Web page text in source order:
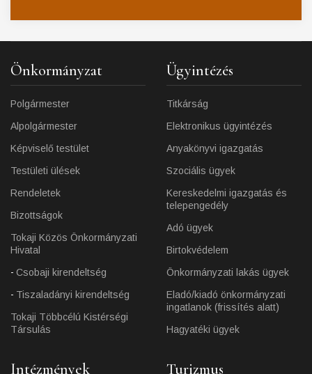
Önkormányzat
Polgármester
Alpolgármester
Képviselő testület
Testületi ülések
Rendeletek
Bizottságok
Tokaji Közös Önkormányzati
Hivatal
Csobaji kirendeltség
Tiszaladányi kirendeltség
Tokaji Többcélú Kistérségi
Társulás
Ügyintézés
Titkárság
Elektronikus ügyintézés
Anyakönyvi igazgatás
Szociális ügyek
Kereskedelmi igazgatás és
telepengedély
Adó ügyek
Birtokvédelem
Önkormányzati lakás ügyek
Eladó/kiadó önkormányzati
ingatlanok (frissítés alatt)
Hagyatéki ügyek
Intézmények Turizmus